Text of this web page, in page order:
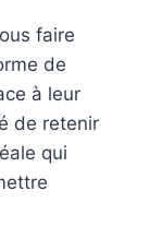
faire
de
à leur
de retenir
qui